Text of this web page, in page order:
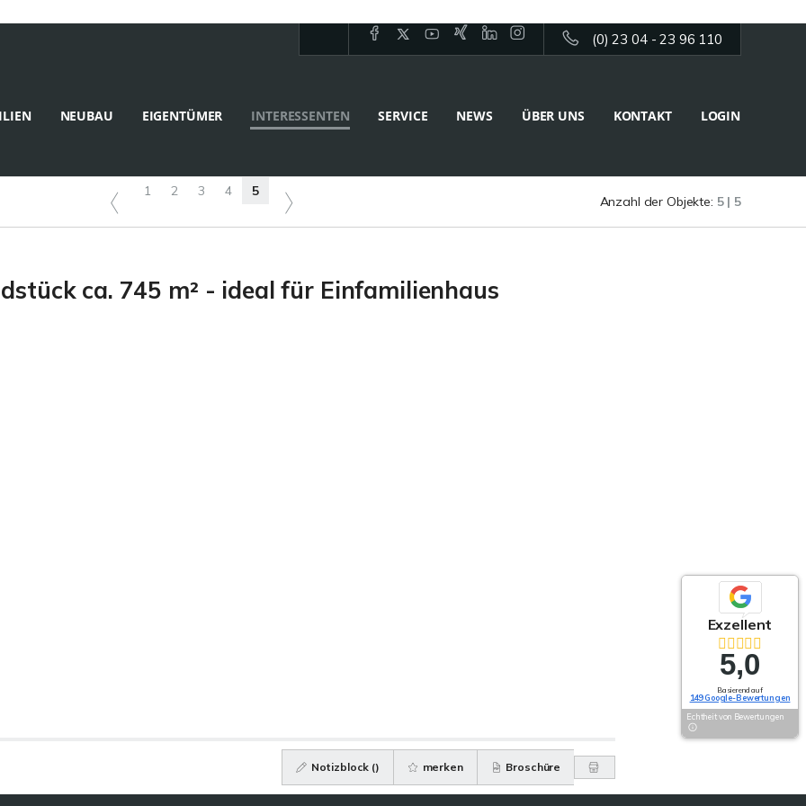
(0) 23 04 - 23 96 110
NEUBAU EIGENTÜMER INTERESSENTEN SERVICE NEWS ÜBER UNS KONTAKT LOGIN
1 2 3 4 5
Anzahl der Objekte: 5 | 5
ca. 745 m² - ideal für Einfamilienhaus
Notizblock () merken Broschüre
Exzellent
5,0
Basierend auf
149 Google-Bewertungen
Echtheit von Bewertungen